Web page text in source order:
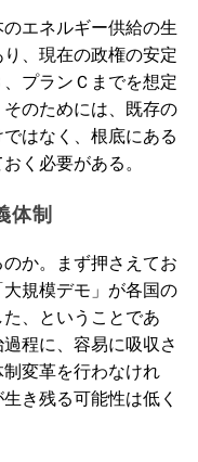
エネルギー供給の生
、現在の政権の安定
プランＣまでを想定
のためには、既存の
はなく、根底にある
く必要がある。
体制
か。まず押さえてお
規模デモ」が各国の
、ということであ
程に、容易に吸収さ
変革を行わなけれ
き残る可能性は低く